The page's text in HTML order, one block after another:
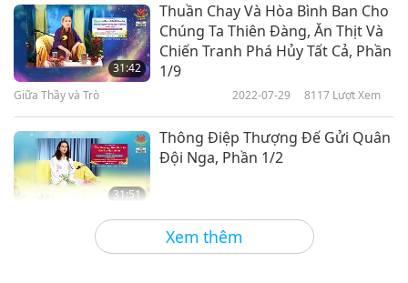
Xem thêm
31:42
Thuần Chay Và Hòa Bình Ban Cho
Chúng Ta Thiên Đàng, Ăn Thịt Và
Chiến Tranh Phá Hủy Tất Cả, Phần
1/9
Giữa Thầy và Trò 2022-07-29 8117 Lượt Xem
31:51
Thông Điệp Thượng Đế Gửi Quân
Đội Nga, Phần 1/2
2022-07-27 7385